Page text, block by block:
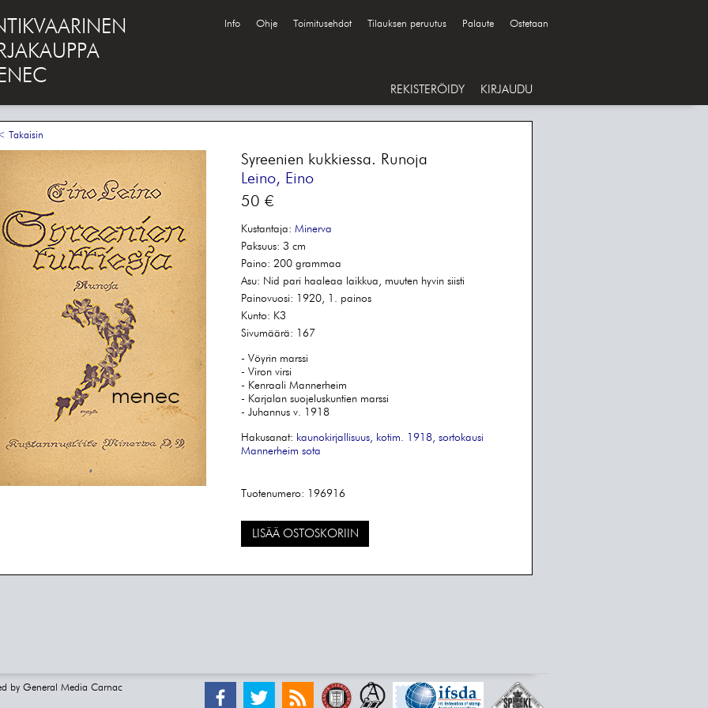
Info Ohje Toimitusehdot Tilauksen peruutus Palaute Ostetaan
REKISTERÖIDY KIRJAUDU
Takaisin
Syreenien kukkiessa. Runoja
Leino, Eino
50 €
Kustantaja: Minerva
Paksuus: 3 cm
Paino: 200 grammaa
Asu: Nid pari haaleaa laikkua, muuten hyvin siisti
Painovuosi: 1920, 1. painos
Kunto: K3
Sivumäärä: 167
- Vöyrin marssi
- Viron virsi
- Kenraali Mannerheim
- Karjalan suojeluskuntien marssi
- Juhannus v. 1918
Hakusanat: kaunokirjallisuus, kotim.
1918, sortokausi
Mannerheim sota
Tuotenumero: 196916
LISÄÄ OSTOSKORIIN
by General Media Carnac